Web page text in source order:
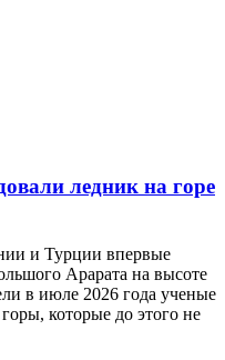
ледник на горе
и Турции впервые
Арарата на высоте
в июле 2026 года ученые
которые до этого не